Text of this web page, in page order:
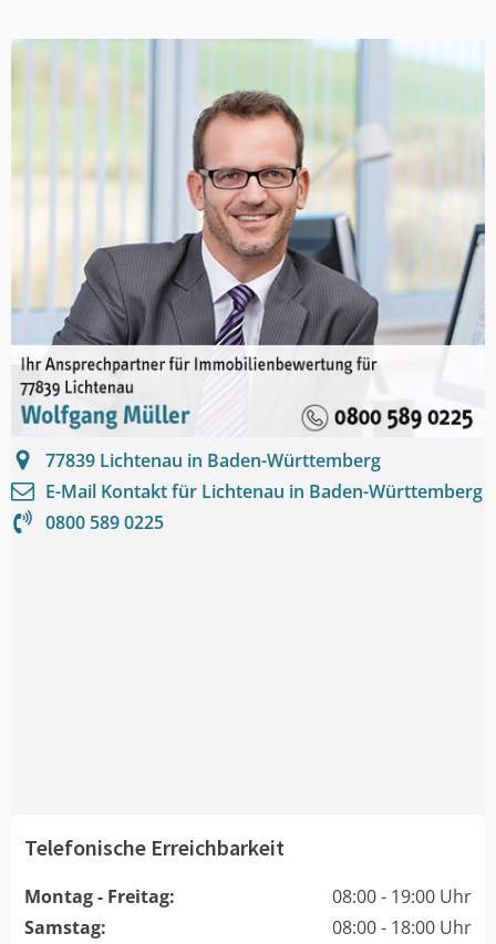
77839 Lichtenau in Baden-Württemberg
E-Mail Kontakt für Lichtenau in Baden-Württemberg
0800 589 0225
Telefonische Erreichbarkeit
Montag - Freitag:
08:00 - 19:00 Uhr
Samstag:
08:00 - 18:00 Uhr